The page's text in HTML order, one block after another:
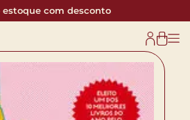
estoque com desconto